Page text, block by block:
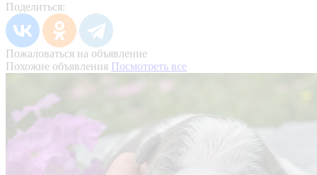
Поделиться:
Пожаловаться на объявление
Похожие объявления Посмотреть все